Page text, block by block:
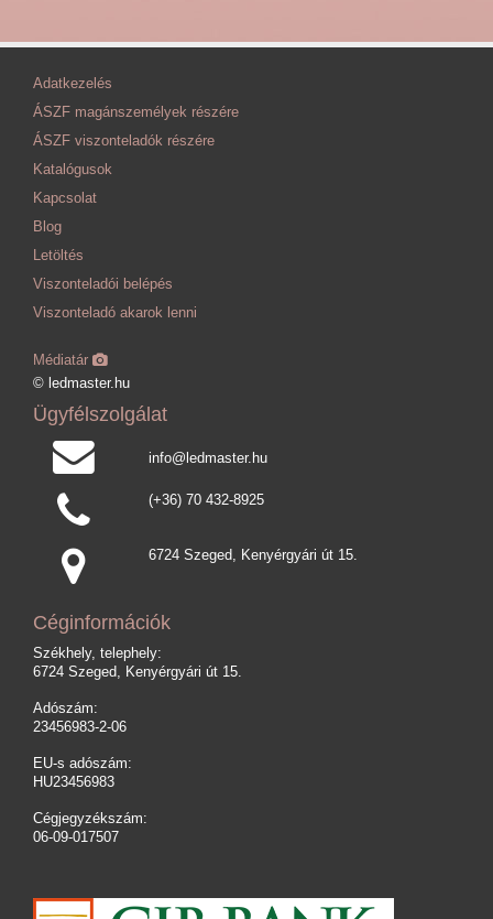
Adatkezelés
ÁSZF magánszemélyek részére
ÁSZF viszonteladók részére
Katalógusok
Kapcsolat
Blog
Letöltés
Viszonteladói belépés
Viszonteladó akarok lenni
Médiatár
© ledmaster.hu
Ügyfélszolgálat
info@ledmaster.hu
(+36) 70 432-8925
6724 Szeged, Kenyérgyári út 15.
Céginformációk
Székhely, telephely:
6724 Szeged, Kenyérgyári út 15.
Adószám:
23456983-2-06
EU-s adószám:
HU23456983
Cégjegyzékszám:
06-09-017507